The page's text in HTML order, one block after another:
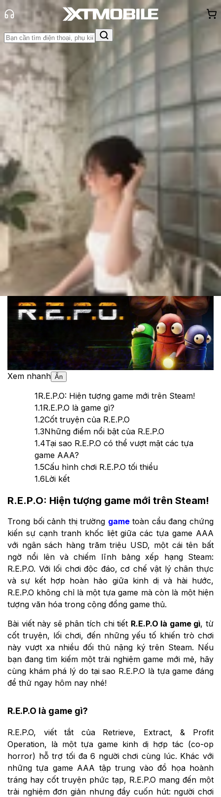
Trang chủ
Tin tức
App - Game
Tin Mới
Đánh Giá - Trên Tay
Khuyến
Thủ thuật Thông báoKhách
hàng - Sự kiện
Khám phá R.E.P.O: Tựa game 'vượt
mặt' nhiều bom tấn AAA trên bảng
xếp hạng Steam
Triệu Vy
Ngày đăng: 16/04/2025
Cập nhật:16/04/2025
Theo dõi XTMobile trên
Xem nhanh Ẩn
1R.E.P.O: Hiện tượng game mới trên Steam!
1.1R.E.P.O là game gì?
1.2Cốt truyện của R.E.P.O
1.3Những điểm nổi bật của R.E.P.O
1.4Tại sao R.E.P.O có thể vượt mặt các tựa
game AAA?
1.5Cấu hình chơi R.E.P.O tối thiểu
1.6Lời kết
R.E.P.O: Hiện tượng game mới trên Steam!
Trong bối cảnh thị trường gametoàn cầu đang chứng
kiến sự cạnh tranh khốc liệt giữa các tựa game AAA
với ngân sách hàng trăm triệu USD, một cái tên bất
ngờ nổi lên và chiếm lĩnh bảng xếp hạng Steam:
R.E.P.O. Với lối chơi độc đáo, cơ chế vật lý chân thực
và sự kết hợp hoàn hảo giữa kinh dị và hài hước,
R.E.P.O không chỉ là một tựa game mà còn là một hiện
tượng văn hóa trong cộng đồng game thủ.
Bài viết này sẽ phân tích chi tiết R.E.P.O là game gì, từ
cốt truyện, lối chơi, đến những yếu tố khiến trò chơi
này vượt xa nhiều đối thủ nặng ký trên Steam. Nếu
bạn đang tìm kiếm một trải nghiệm game mới mẻ, hãy
cùng khám phá lý do tại sao R.E.P.O là tựa game đáng
để thử ngay hôm nay nhé!
R.E.P.O là game gì?
R.E.P.O, viết tắt của Retrieve, Extract, & Profit
Operation, là một tựa game kinh dị hợp tác (co-op
horror) hỗ trợ tối đa 6 người chơi cùng lúc. Khác với
những tựa game AAA tập trung vào đồ họa hoành
tráng hay cốt truyện phức tạp, R.E.P.O mang đến một
trải nghiệm đơn giản nhưng đầy cuốn hút: người chơi